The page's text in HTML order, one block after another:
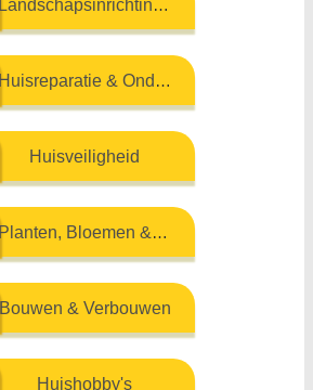
Landschapsinrichting & Buitenbouw
Huisreparatie & Onderhoud
Huisveiligheid
Planten, Bloemen & Kruiden
Bouwen & Verbouwen
Huishobby's